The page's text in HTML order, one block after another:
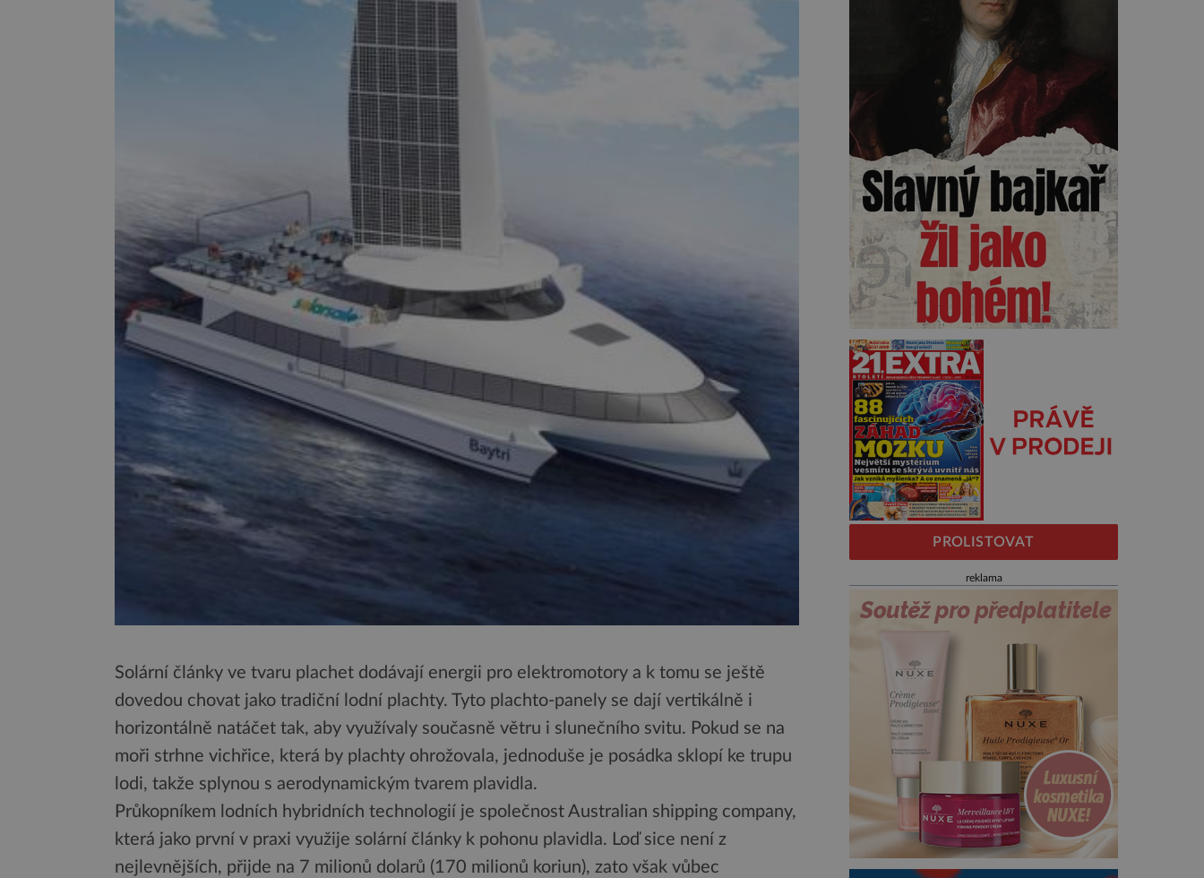
Solární články ve tvaru plachet dodávají energii pro elektromotory a k tomu se ještě
dovedou chovat jako tradiční lodní plachty. Tyto plachto-panely se dají vertikálně i
horizontálně natáčet tak, aby využívaly současně větru i slunečního svitu. Pokud se na
moři strhne vichřice, která by plachty ohrožovala, jednoduše je posádka sklopí ke trupu
lodi, takže splynou s aerodynamickým tvarem plavidla.
Průkopníkem lodních hybridních technologií je společnost Australian shipping company,
která jako první v praxi využije solární články k pohonu plavidla. Loď sice není z
nejlevnějších, přijde na 7 milionů dolarů (170 milionů koriun), zato však vůbec
PROLISTOVAT
reklama